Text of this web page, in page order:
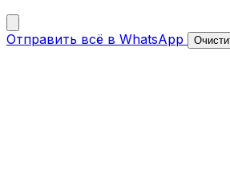
Отправить всё в WhatsApp